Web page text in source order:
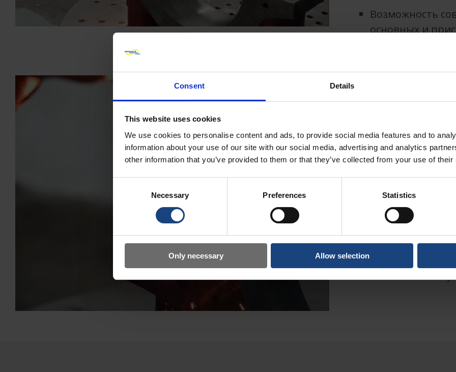
Consent Details
This website uses cookies
We use cookies to personalise content and ads, to provide social media features and to
information about your use of our site with our social media, advertising and analytics
other information that you’ve provided to them or that they’ve collected from your use of
Necessary Preferences Statistics
Only necessary Allow selection
Возможность
основных и
ИСПОЛЬЗУЯ
НАПЛАВКУ,
Высокоточная
Однородное
Минимальное
Экономия средств